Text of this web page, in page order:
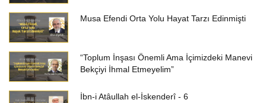
Musa Efendi Orta Yolu Hayat Tarzı Edinmişti
“Toplum İnşası Önemli Ama İçimizdeki Manevi
Bekçiyi İhmal Etmeyelim”
İbn-i Atâullah el-İskenderî - 6